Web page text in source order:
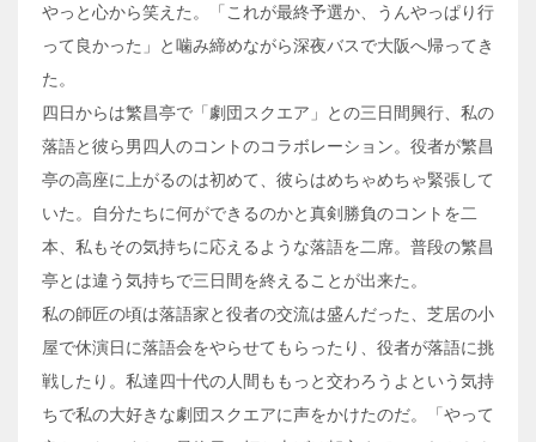
やっと心から笑えた。「これが最終予選か、うんやっぱり行
って良かった」と噛み締めながら深夜バスで大阪へ帰ってき
た。
四日からは繁昌亭で「劇団スクエア」との三日間興行、私の
落語と彼ら男四人のコントのコラボレーション。役者が繁昌
亭の高座に上がるのは初めて、彼らはめちゃめちゃ緊張して
いた。自分たちに何ができるのかと真剣勝負のコントを二
本、私もその気持ちに応えるような落語を二席。普段の繁昌
亭とは違う気持ちで三日間を終えることが出来た。
私の師匠の頃は落語家と役者の交流は盛んだった、芝居の小
屋で休演日に落語会をやらせてもらったり、役者が落語に挑
戦したり。私達四十代の人間ももっと交わろうよという気持
ちで私の大好きな劇団スクエアに声をかけたのだ。「やって